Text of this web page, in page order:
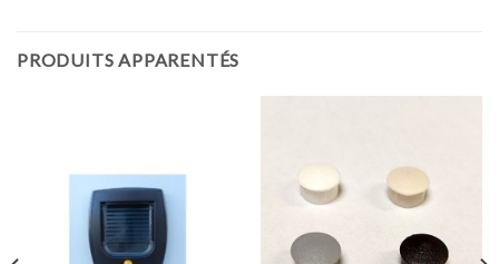
PRODUITS APPARENTÉS